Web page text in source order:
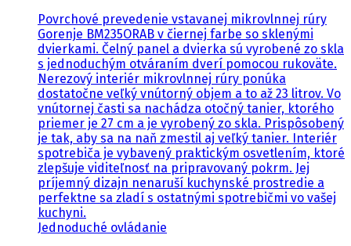
Povrchové prevedenie vstavanej mikrovlnnej rúry
Gorenje BM235ORAB v čiernej farbe so sklenými
dvierkami. Čelný panel a dvierka sú vyrobené zo skla
s jednoduchým otváraním dverí pomocou rukoväte.
Nerezový interiér mikrovlnnej rúry ponúka
dostatočne veľký vnútorný objem a to až 23 litrov. Vo
vnútornej časti sa nachádza otočný tanier, ktorého
priemer je 27 cm a je vyrobený zo skla. Prispôsobený
je tak, aby sa na naň zmestil aj veľký tanier. Interiér
spotrebiča je vybavený praktickým osvetlením, ktoré
zlepšuje viditeľnosť na pripravovaný pokrm. Jej
príjemný dizajn nenaruší kuchynské prostredie a
perfektne sa zladí s ostatnými spotrebičmi vo vašej
kuchyni.
Jednoduché ovládanie